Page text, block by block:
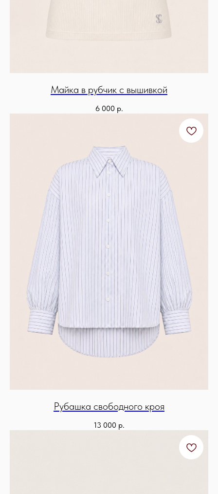
Майка в рубчик с вышивкой
6 000 р.
Рубашка свободного кроя
13 000 р.